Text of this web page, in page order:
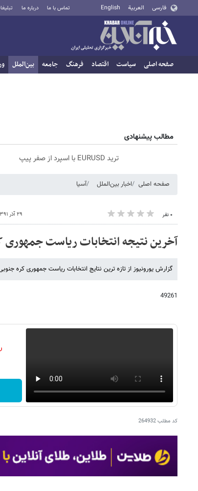
فارسی العربية English تماس با ما درباره ما
صفحه اصلی سیاست اقتصاد فرهنگ جامعه بین‌الملل
مطالب پیشنهادی
ترید EURUSD با اسپرد از صفر پیپ
صفحه اصلی اخبار بین‌الملل آسیا
۰ نفر ۲۹ آذر ۱۳۹۱ - ۱۵:۳۷
آخرین نتیجه انتخابات ریاست جمهوری
گزارش یورونیوز از تازه ترین نتایج انتخابات ریاست جمهوری کره
49261
کد مطلب264932